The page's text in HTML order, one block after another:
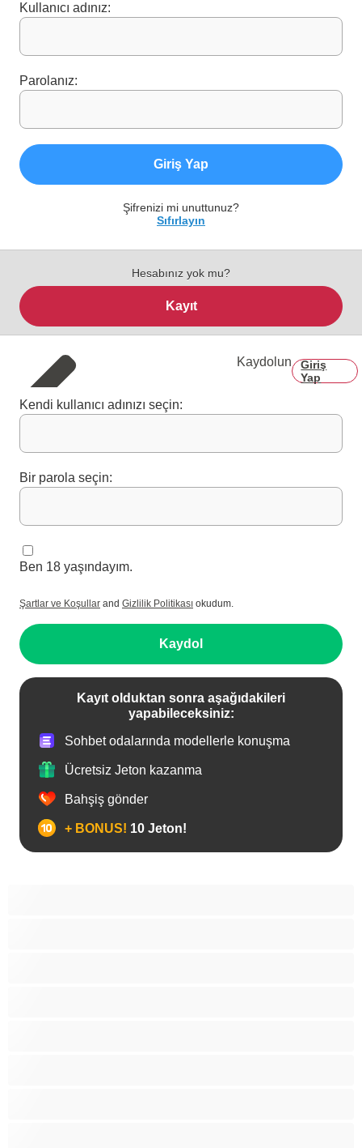
Kullanıcı adınız:
Parolanız:
Giriş Yap
Şifrenizi mi unuttunuz?
Sıfırlayın
Hesabınız yok mu?
Kayıt
Kaydolun
Giriş
Yap
Kendi kullanıcı adınızı seçin:
Bir parola seçin:
Ben 18 yaşındayım.
Şartlar ve Koşullar and Gizlilik Politikası okudum.
Kaydol
Kayıt olduktan sonra aşağıdakileri
yapabileceksiniz:
Sohbet odalarında modellerle konuşma
Ücretsiz Jeton kazanma
Bahşiş gönder
+ BONUS! 10 Jeton!